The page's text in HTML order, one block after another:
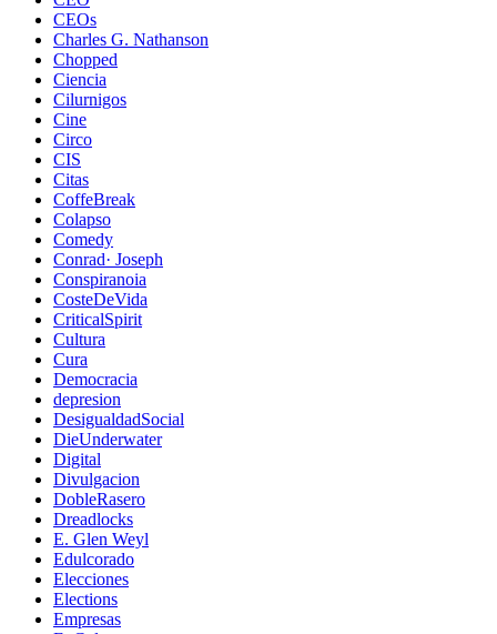
CEOs
Charles G. Nathanson
Chopped
Ciencia
Cilurnigos
Cine
Circo
CIS
Citas
CoffeBreak
Colapso
Comedy
Conrad· Joseph
Conspiranoia
CosteDeVida
CriticalSpirit
Cultura
Cura
Democracia
depresion
DesigualdadSocial
DieUnderwater
Digital
Divulgacion
DobleRasero
Dreadlocks
E. Glen Weyl
Edulcorado
Elecciones
Elections
Empresas